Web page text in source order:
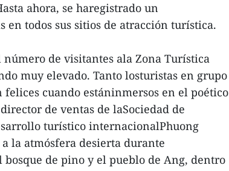
ahora, se haregistrado un
todos sus sitios de atracción turística.
de visitantes ala Zona Turística
muy elevado. Tanto losturistas en grupo
cuando estáninmersos en el poético
de ventas de laSociedad de
turístico internacionalPhuong
la atmósfera desierta durante
de pino y el pueblo de Ang, dentro